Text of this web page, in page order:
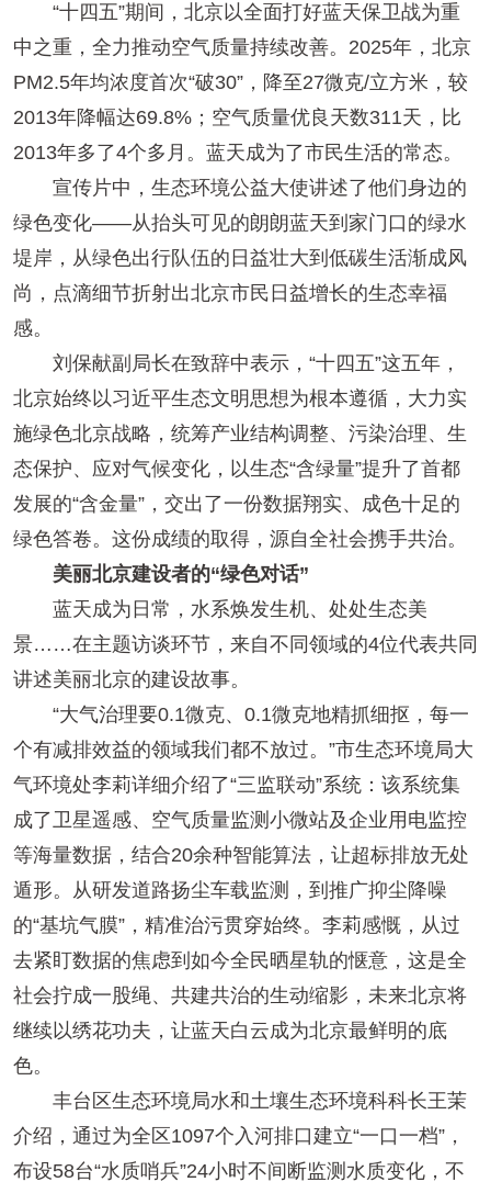
“十四五”期间，北京以全面打好蓝天保卫战为重
中之重，全力推动空气质量持续改善。2025年，北京
PM2.5年均浓度首次“破30”，降至27微克/立方米，较
2013年降幅达69.8%；空气质量优良天数311天，比
2013年多了4个多月。蓝天成为了市民生活的常态。
宣传片中，生态环境公益大使讲述了他们身边的
绿色变化——从抬头可见的朗朗蓝天到家门口的绿水
堤岸，从绿色出行队伍的日益壮大到低碳生活渐成风
尚，点滴细节折射出北京市民日益增长的生态幸福
感。
刘保献副局长在致辞中表示，“十四五”这五年，
北京始终以习近平生态文明思想为根本遵循，大力实
施绿色北京战略，统筹产业结构调整、污染治理、生
态保护、应对气候变化，以生态“含绿量”提升了首都
发展的“含金量”，交出了一份数据翔实、成色十足的
绿色答卷。这份成绩的取得，源自全社会携手共治。
美丽北京建设者的“绿色对话”
蓝天成为日常，水系焕发生机、处处生态美
景……在主题访谈环节，来自不同领域的4位代表共同
讲述美丽北京的建设故事。
“大气治理要0.1微克、0.1微克地精抓细抠，每一
个有减排效益的领域我们都不放过。”市生态环境局大
气环境处李莉详细介绍了“三监联动”系统：该系统集
成了卫星遥感、空气质量监测小微站及企业用电监控
等海量数据，结合20余种智能算法，让超标排放无处
遁形。从研发道路扬尘车载监测，到推广抑尘降噪
的“基坑气膜”，精准治污贯穿始终。李莉感慨，从过
去紧盯数据的焦虑到如今全民晒星轨的惬意，这是全
社会拧成一股绳、共建共治的生动缩影，未来北京将
继续以绣花功夫，让蓝天白云成为北京最鲜明的底
色。
丰台区生态环境局水和土壤生态环境科科长王茉
介绍，通过为全区1097个入河排口建立“一口一档”，
布设58台“水质哨兵”24小时不间断监测水质变化，不